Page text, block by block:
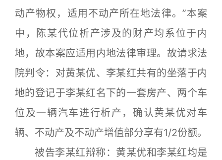
动产物权，适用不动产所在地法律。”本案
中，陈某代位析产涉及的财产均系位于内
地，故本案应适用内地法律审理。故请求法
院判令：对黄某优、李某红共有的坐落于内
地的登记于李某红名下的一套房产、两个车
位及一辆汽车进行析产，确认黄某优对车
辆、不动产及不动产增值部分享有1/2份额。
被告李某红辩称：黄某优和李某红均是